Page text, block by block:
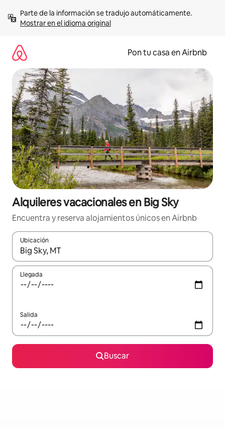
contenidoMostrar en el idioma original
Pon tu casa en Airbnb
Alquileres vacacionales en Big Sky
Encuentra y reserva alojamientos únicos en Airbnb
Ubicación
Cuando los resultados estén disponibles, navega con las
Llegada
Salida
Buscar